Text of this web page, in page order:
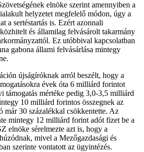
elnöke szerint amennyiben a
helyzetet megfelelő módon, úgy a
a sertéstartás is. Ezért azonnali
és államilag felvásárolt takarmány
Ez utóbbival kapcsolatban
gabona állami felvásárlása mintegy
újságíróknak arról beszélt, hogy a
évek óta 6 milliárd forintot
támogatás mértéke pedig 3,0-3,5 milliárd
10 milliárd forintos összegnek az
már 30 százalékkal csökkentette. Az
mintegy 12 milliárd forint adót fizet be a
elnöke sérelmezte azt is, hogy a
mivel a Mezőgazdasági és
szerinte vontatott az ügyintézés.